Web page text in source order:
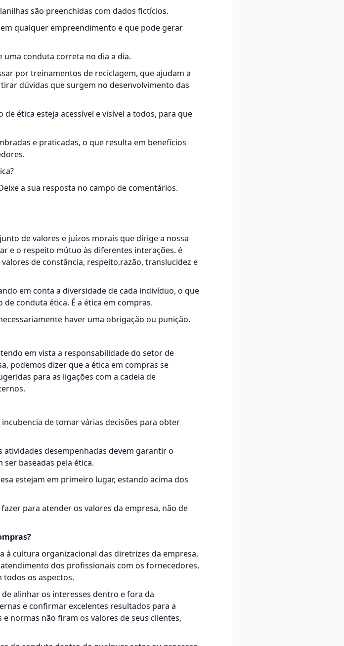
são preenchidas com dados fictícios.
qualquer empreendimento e que pode gerar
uma conduta correta no dia a dia.
por treinamentos de reciclagem, que ajudam a
dúvidas que surgem no desenvolvimento das
ética esteja acessível e visível a todos, para que
e praticadas, o que resulta em benefícios
a sua resposta no campo de comentários.
de valores e juízos morais que dirige a nossa
e o respeito mútuo às diferentes interações. é
de constância, respeito,razão, translucidez e
em conta a diversidade de cada indivíduo, o que
conduta ética. É a ética em compras.
haver uma obrigação ou punição.
em vista a responsabilidade do setor de
podemos dizer que a ética em compras se
para as ligações com a cadeia de
de tomar várias decisões para obter
atividades desempenhadas devem garantir o
baseadas pela ética.
estejam em primeiro lugar, estando acima dos
para atender os valores da empresa, não de
à cultura organizacional das diretrizes da empresa,
dos profissionais com os fornecedores,
os aspectos.
alinhar os interesses dentro e fora da
e confirmar excelentes resultados para a
normas não firam os valores de seus clientes,